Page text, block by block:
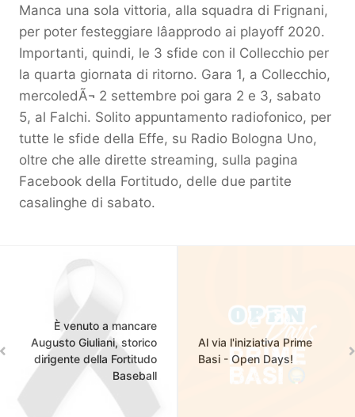
Manca una sola vittoria, alla squadra di Frignani,
per poter festeggiare lâapprodo ai playoff 2020.
Importanti, quindi, le 3 sfide con il Collecchio per
la quarta giornata di ritorno. Gara 1, a Collecchio,
mercoledÃ¬ 2 settembre poi gara 2 e 3, sabato
5, al Falchi. Solito appuntamento radiofonico, per
tutte le sfide della Effe, su Radio Bologna Uno,
oltre che alle dirette streaming, sulla pagina
Facebook della Fortitudo, delle due partite
casalinghe di sabato.
È venuto a mancare
Augusto Giuliani, storico
dirigente della Fortitudo
Baseball
Al via l'iniziativa Prime
Basi - Open Days!